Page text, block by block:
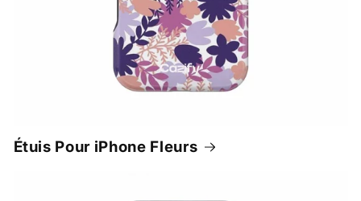
Étuis Pour iPhone Fleurs